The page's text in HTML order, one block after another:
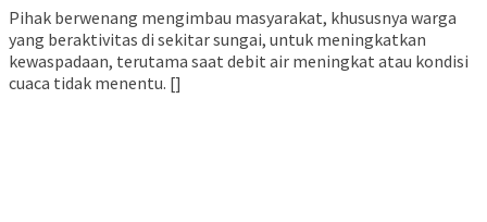
Pihak berwenang mengimbau masyarakat, khususnya warga
yang beraktivitas di sekitar sungai, untuk meningkatkan
kewaspadaan, terutama saat debit air meningkat atau kondisi
cuaca tidak menentu. []